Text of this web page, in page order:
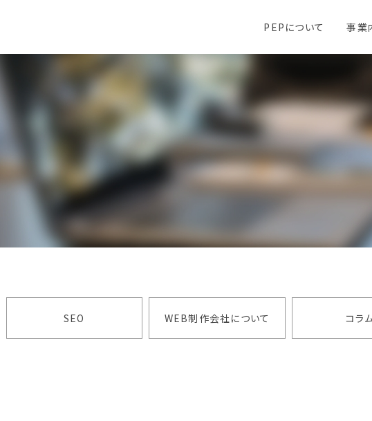
PEPについて 事業
SEO WEB制作会社について コラ